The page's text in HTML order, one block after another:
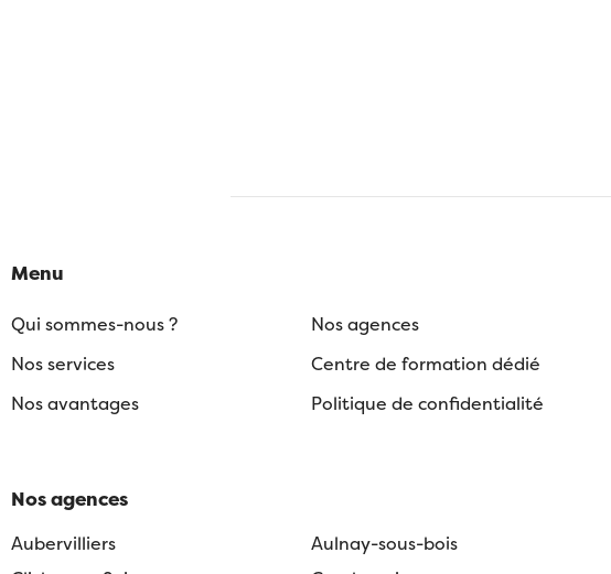
Menu
Qui sommes-nous ?
Nos services
Nos avantages
Nos agences
Centre de formation dédié
Politique de confidentialité
Nos agences
Aubervilliers Aulnay-sous-bois